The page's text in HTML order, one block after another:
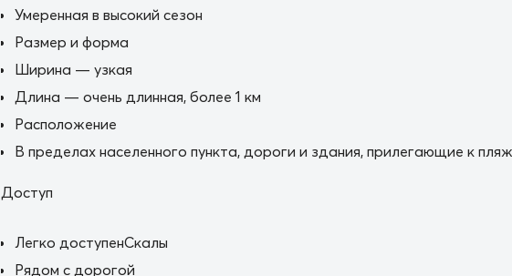
Умеренная в высокий сезон
Размер и форма
Ширина — узкая
Длина — очень длинная, более 1 км
Расположение
В пределах населенного пункта, дороги и здания, прилегающие к
Доступ
Легко доступенСкалы
Рядом с дорогой